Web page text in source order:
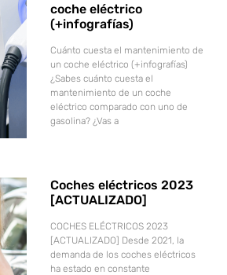
coche eléctrico
(+infografías)
Cuánto cuesta el mantenimiento de
un coche eléctrico (+infografías)
¿Sabes cuánto cuesta el
mantenimiento de un coche
eléctrico comparado con uno de
gasolina? ¿Vas a
Coches eléctricos 2023
[ACTUALIZADO]
COCHES ELÉCTRICOS 2023
[ACTUALIZADO] Desde 2021, la
demanda de los coches eléctricos
ha estado en constante